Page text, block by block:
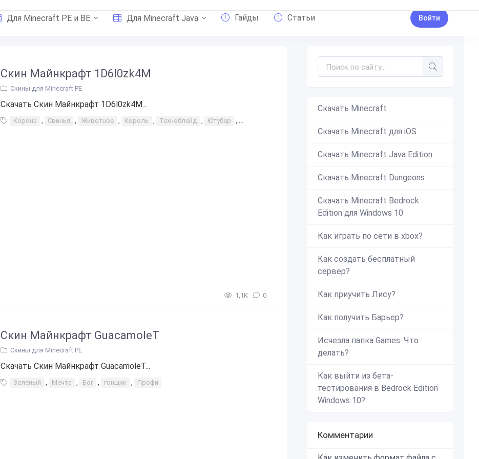
Для Minecraft PE и BE Для Minecraft Java Гайды Статьи Войти
Скин Майнкрафт 1D6l0zk4M
Скины для Minecraft PE
Скачать Скин Майнкрафт 1D6l0zk4M...
Корона , Свинья , Животное , Король , Техноблейд , Ютубер , Королевский
1,1К 0
Скин Майнкрафт GuacamoleT
Скины для Minecraft PE
Скачать Скин Майнкрафт GuacamoleT...
Зеленый , Мечта , Бог , гонщик , Профи
Скачать Minecraft
Скачать Minecraft для iOS
Скачать Minecraft Java Edition
Скачать Minecraft Dungeons
Скачать Minecraft Bedrock
Edition для Windows 10
Как играть по сети в xbox?
Как создать бесплатный
сервер?
Как приучить Лису?
Как получить Барьер?
Исчезла папка Games. Что
делать?
Как выйти из бета-
тестирования в Bedrock Edition
Windows 10?
Комментарии